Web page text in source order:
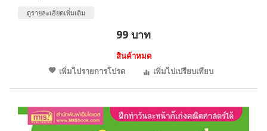
ดูรายละเอียดเพิ่มเติม
99 บาท
สินค้าหมด
เพิ่มไปรายการโปรด
เพิ่มไปเปรียบเทียบ